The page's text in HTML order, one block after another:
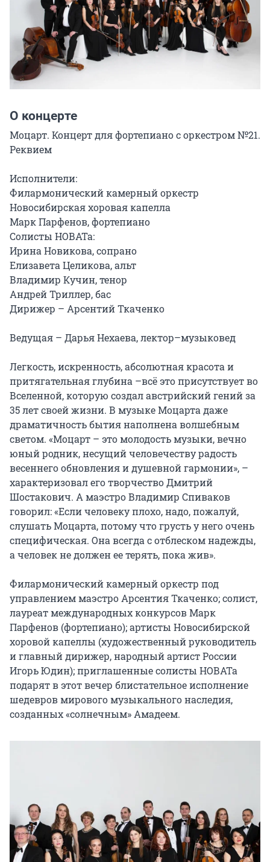
О концерте
Моцарт. Концерт для фортепиано с оркестром №21.
Реквием
Исполнители:
Филармонический камерный оркестр
Новосибирская хоровая капелла
Марк Парфенов, фортепиано
Солисты НОВАТа:
Ирина Новикова, сопрано
Елизавета Целикова, альт
Владимир Кучин, тенор
Андрей Триллер, бас
Дирижер – Арсентий Ткаченко
Ведущая – Дарья Нехаева, лектор–музыковед
Легкость, искренность, абсолютная красота и
притягательная глубина –всё это присутствует во
Вселенной, которую создал австрийский гений за
35 лет своей жизни. В музыке Моцарта даже
драматичность бытия наполнена волшебным
светом. «Моцарт – это молодость музыки, вечно
юный родник, несущий человечеству радость
весеннего обновления и душевной гармонии», –
характеризовал его творчество Дмитрий
Шостакович. А маэстро Владимир Спиваков
говорил: «Если человеку плохо, надо, пожалуй,
слушать Моцарта, потому что грусть у него очень
специфическая. Она всегда с отблеском надежды,
а человек не должен ее терять, пока жив».
Филармонический камерный оркестр под
управлением маэстро Арсентия Ткаченко; солист,
лауреат международных конкурсов Марк
Парфенов (фортепиано); артисты Новосибирской
хоровой капеллы (художественный руководитель
и главный дирижер, народный артист России
Игорь Юдин); приглашенные солисты НОВАТа
подарят в этот вечер блистательное исполнение
шедевров мирового музыкального наследия,
созданных «солнечным» Амадеем.